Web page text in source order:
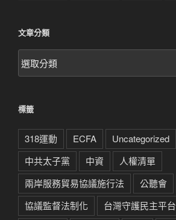
文章分類
文
章
標籤
318運動 ECFA Uncategorized
中共太子黨
中資
人權清單
兩岸服務貿易協議施行法
公聽會
協議監督法制化
台灣守護民主平台